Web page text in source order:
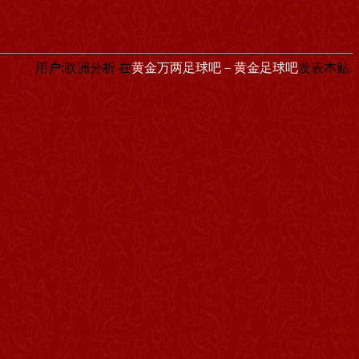
用户:欧洲分析 在黄金万两足球吧－黄金足球吧发表本贴.